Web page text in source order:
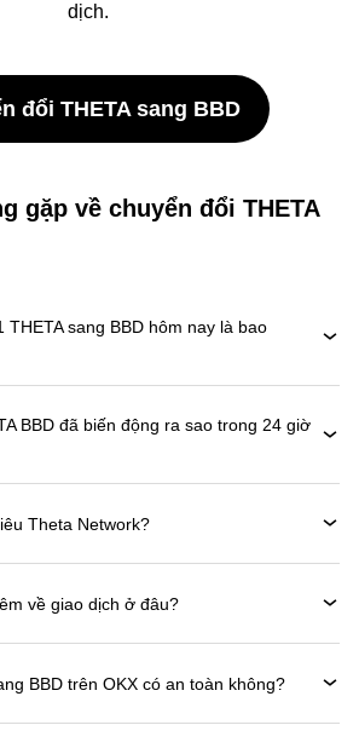
dịch.
đổi THETA sang BBD
gặp về chuyển đổi THETA
THETA sang BBD hôm nay là bao
BBD đã biến động ra sao trong 24 giờ
Theta Network?
về giao dịch ở đâu?
BBD trên OKX có an toàn không?